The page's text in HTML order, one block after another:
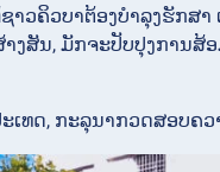
າວຄິວບາຕ້ອງບຳລຸງຮັກ
ສັນ, ມັກຈະປັບປຸງການສ້
ທດ, ກະລຸນາກວດສອບຄວ